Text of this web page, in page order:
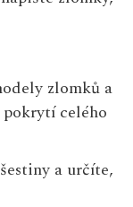
zlomků a
celého
a určíte,